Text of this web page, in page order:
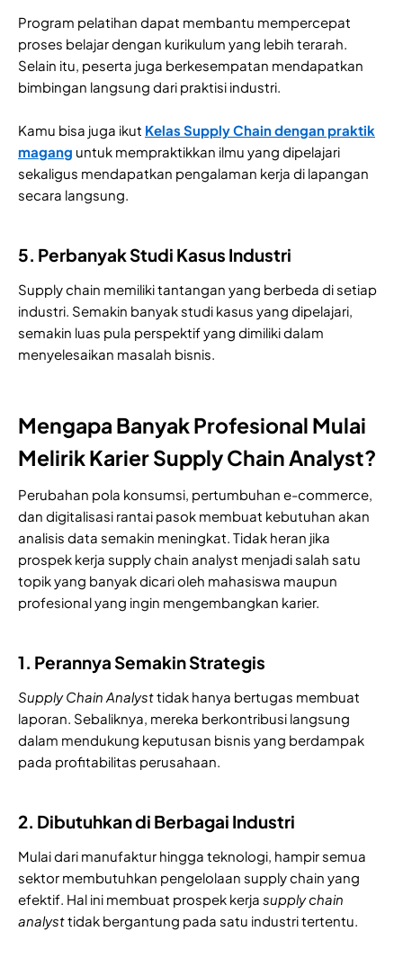
Program pelatihan dapat membantu mempercepat
proses belajar dengan kurikulum yang lebih terarah.
Selain itu, peserta juga berkesempatan mendapatkan
bimbingan langsung dari praktisi industri.
Kamu bisa juga ikut Kelas Supply Chain dengan praktik
magang untuk mempraktikkan ilmu yang dipelajari
sekaligus mendapatkan pengalaman kerja di lapangan
secara langsung.
5. Perbanyak Studi Kasus Industri
Supply chain memiliki tantangan yang berbeda di setiap
industri. Semakin banyak studi kasus yang dipelajari,
semakin luas pula perspektif yang dimiliki dalam
menyelesaikan masalah bisnis.
Mengapa Banyak Profesional Mulai
Melirik Karier Supply Chain Analyst?
Perubahan pola konsumsi, pertumbuhan e-commerce,
dan digitalisasi rantai pasok membuat kebutuhan akan
analisis data semakin meningkat. Tidak heran jika
prospek kerja supply chain analyst menjadi salah satu
topik yang banyak dicari oleh mahasiswa maupun
profesional yang ingin mengembangkan karier.
1. Perannya Semakin Strategis
Supply Chain Analysttidak hanya bertugas membuat
laporan. Sebaliknya, mereka berkontribusi langsung
dalam mendukung keputusan bisnis yang berdampak
pada profitabilitas perusahaan.
2. Dibutuhkan di Berbagai Industri
Mulai dari manufaktur hingga teknologi, hampir semua
sektor membutuhkan pengelolaan supply chain yang
efektif. Hal ini membuat prospek kerja supply chain
analysttidak bergantung pada satu industri tertentu.